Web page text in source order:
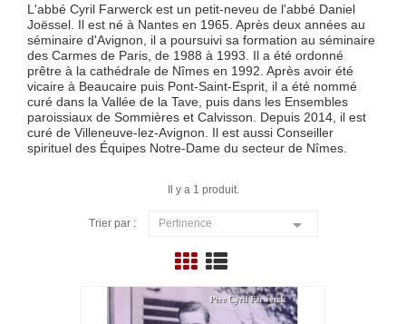
L'abbé Cyril Farwerck est un petit-neveu de l'abbé Daniel
Joëssel. Il est né à Nantes en 1965. Après deux années au
séminaire d'Avignon, il a poursuivi sa formation au séminaire
des Carmes de Paris, de 1988 à 1993. Il a été ordonné
prêtre à la cathédrale de Nîmes en 1992. Après avoir été
vicaire à Beaucaire puis Pont-Saint-Esprit, il a été nommé
curé dans la Vallée de la Tave, puis dans les Ensembles
paroissiaux de Sommières et Calvisson. Depuis 2014, il est
curé de Villeneuve-lez-Avignon. Il est aussi Conseiller
spirituel des Équipes Notre-Dame du secteur de Nîmes.
Il y a 1 produit.
Trier par : Pertinence 